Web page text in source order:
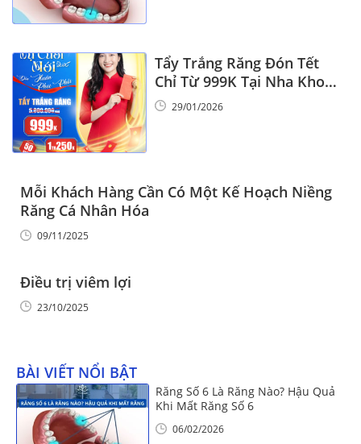
Tẩy Trắng Răng Đón Tết
Chỉ Từ 999K Tại Nha Khoa
Vinalign
29/01/2026
Mỗi Khách Hàng Cần Có Một Kế Hoạch Niềng
Răng Cá Nhân Hóa
09/11/2025
Điều trị viêm lợi
23/10/2025
BÀI VIẾT NỔI BẬT
Răng Số 6 Là Răng Nào? Hậu Quả
Khi Mất Răng Số 6
06/02/2026